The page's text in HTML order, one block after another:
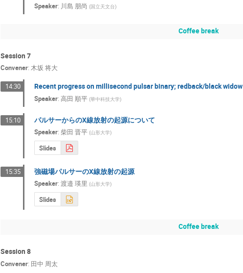
Speaker: 川島 朋尚 (国立天文台)
Coffee break
Session 7
Convener: 木坂 将大
14:30 Recent progress on millisecond pulsar binary; redback/black widow
Speaker: 高田 順平 (華中科技大学)
15:10 パルサーからのX線放射の起源について
Speaker: 柴田 晋平 (山形大学)
Slides
15:35 強磁場パルサーのX線放射の起源
Speaker: 渡邉 瑛里 (山形大学)
Slides
Coffee break
Session 8
Convener: 田中 周太